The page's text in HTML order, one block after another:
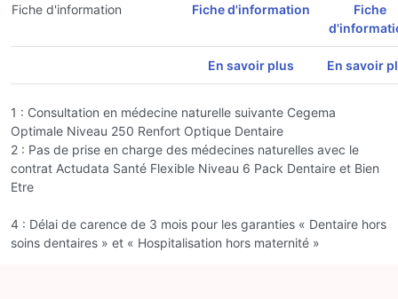
Fiche d'information Fiche d'information
Fiche
En savoir plus En savoir
1 : Consultation en médecine naturelle suivante Cegema
Optimale Niveau 250 Renfort Optique Dentaire
2 : Pas de prise en charge des médecines naturelles avec le
contrat Actudata Santé Flexible Niveau 6 Pack Dentaire et Bien
Etre
4 : Délai de carence de 3 mois pour les garanties « Dentaire hors
soins dentaires » et « Hospitalisation hors maternité »